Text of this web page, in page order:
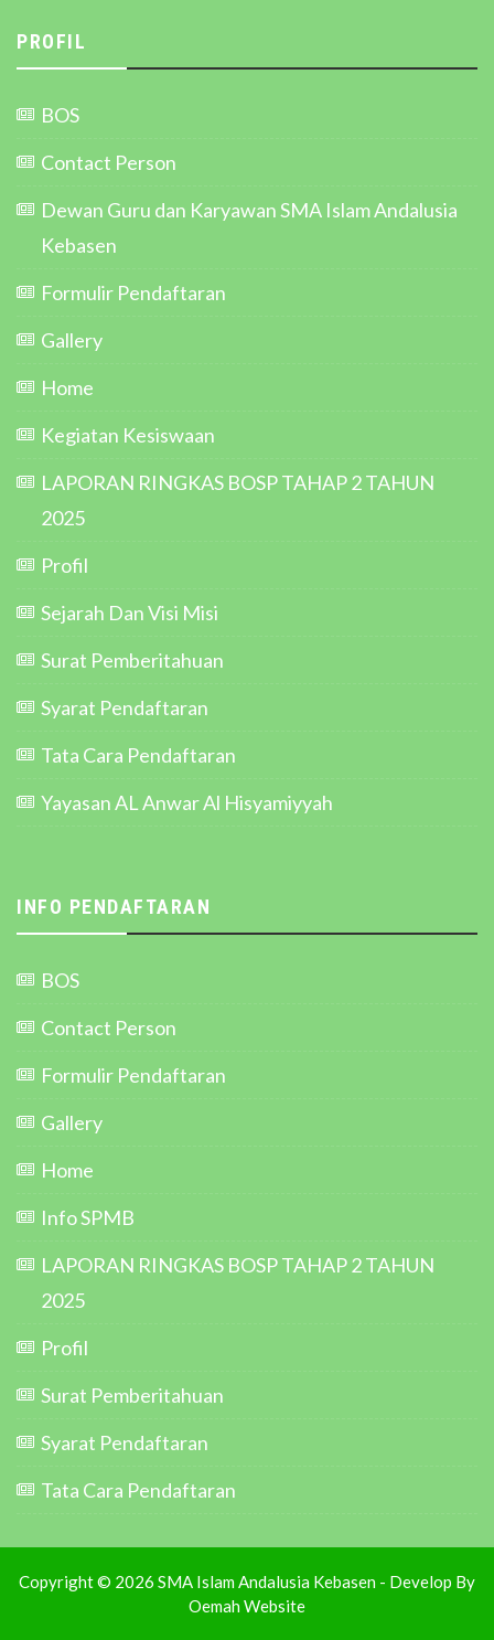
PROFIL
BOS
Contact Person
Dewan Guru dan Karyawan SMA Islam Andalusia
Kebasen
Formulir Pendaftaran
Gallery
Home
Kegiatan Kesiswaan
LAPORAN RINGKAS BOSP TAHAP 2 TAHUN
2025
Profil
Sejarah Dan Visi Misi
Surat Pemberitahuan
Syarat Pendaftaran
Tata Cara Pendaftaran
Yayasan AL Anwar Al Hisyamiyyah
INFO PENDAFTARAN
BOS
Contact Person
Formulir Pendaftaran
Gallery
Home
Info SPMB
LAPORAN RINGKAS BOSP TAHAP 2 TAHUN
2025
Profil
Surat Pemberitahuan
Syarat Pendaftaran
Tata Cara Pendaftaran
Copyright © 2026 SMA Islam Andalusia Kebasen - Develop By
Oemah Website